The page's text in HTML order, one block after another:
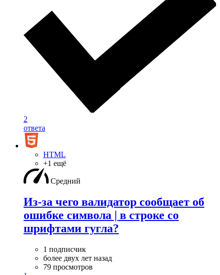
2
ответа
HTML
+1 ещё
Средний
Из-за чего валидатор сообщает об
ошибке символа | в строке со
шрифтами гугла?
1 подписчик
более двух лет назад
79 просмотров